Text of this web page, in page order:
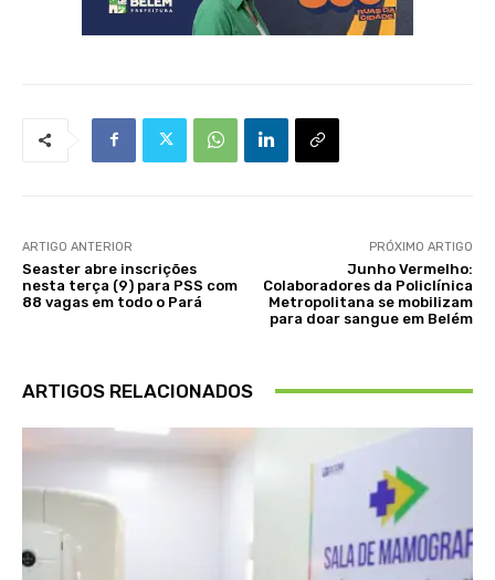
ARTIGO ANTERIOR
Seaster abre inscrições
nesta terça (9) para PSS com
88 vagas em todo o Pará
PRÓXIMO ARTIGO
Junho Vermelho:
Colaboradores da Policlínica
Metropolitana se mobilizam
para doar sangue em Belém
ARTIGOS RELACIONADOS